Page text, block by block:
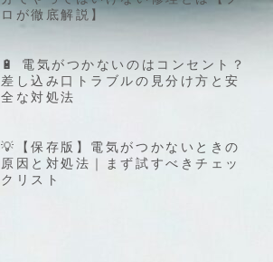
ロが徹底解説】
🔋 電気がつかないのはコンセント？
差し込み口トラブルの見分け方と安
全な対処法
💡【保存版】電気がつかないときの
原因と対処法｜まず試すべきチェッ
クリスト